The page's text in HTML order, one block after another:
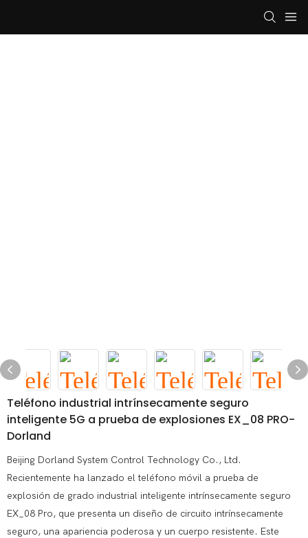
Teléfono industrial intrínsecamente seguro
inteligente 5G a prueba de explosiones EX_08 PRO-
Dorland
Beijing Dorland System Control Technology Co., Ltd.
Recientemente ha lanzado el teléfono móvil a prueba de
explosión de grado industrial inteligente intrínsecamente seguro
EX_08 Pro, que presenta un diseño de circuito intrínsecamente
seguro, una apariencia poderosa y un cuerpo resistente. Este